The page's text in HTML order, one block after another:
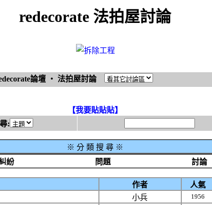
redecorate 法拍屋討論
論壇 ‧ 法拍屋討論
【我要貼貼貼】
:
※ 分 類 搜 尋 ※
紛 問題 討論
作者 人氣
小兵 1956